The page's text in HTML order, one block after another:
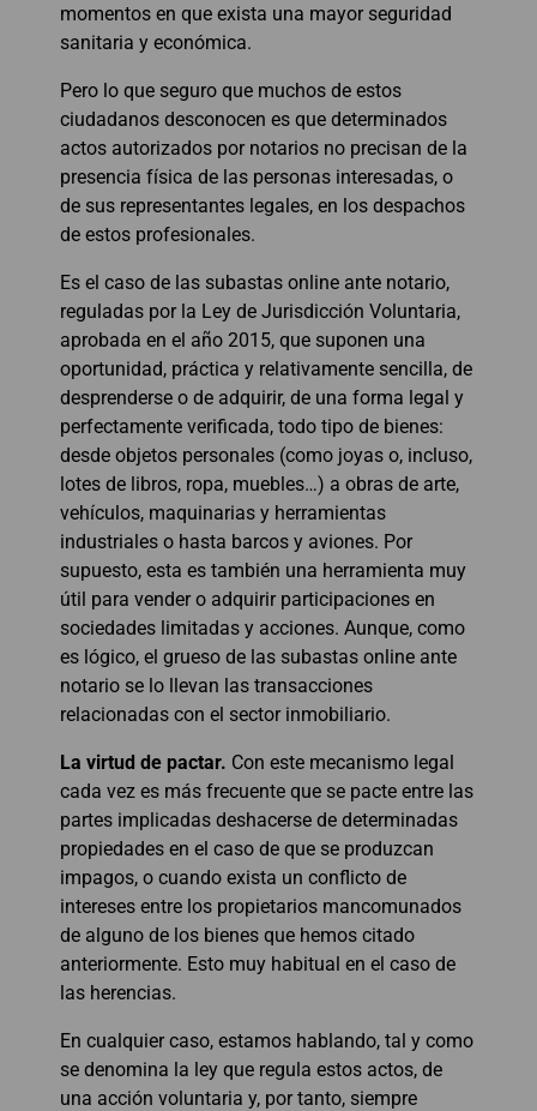
momentos en que exista una mayor seguridad
sanitaria y económica.
Pero lo que seguro que muchos de estos
ciudadanos desconocen es que determinados
actos autorizados por notarios no precisan de la
presencia física de las personas interesadas, o
de sus representantes legales, en los despachos
de estos profesionales.
Es el caso de las subastas online ante notario,
reguladas por la Ley de Jurisdicción Voluntaria,
aprobada en el año 2015, que suponen una
oportunidad, práctica y relativamente sencilla, de
desprenderse o de adquirir, de una forma legal y
perfectamente verificada, todo tipo de bienes:
desde objetos personales (como joyas o, incluso,
lotes de libros, ropa, muebles…) a obras de arte,
vehículos, maquinarias y herramientas
industriales o hasta barcos y aviones. Por
supuesto, esta es también una herramienta muy
útil para vender o adquirir participaciones en
sociedades limitadas y acciones. Aunque, como
es lógico, el grueso de las subastas online ante
notario se lo llevan las transacciones
relacionadas con el sector inmobiliario.
La virtud de pactar. Con este mecanismo legal
cada vez es más frecuente que se pacte entre las
partes implicadas deshacerse de determinadas
propiedades en el caso de que se produzcan
impagos, o cuando exista un conflicto de
intereses entre los propietarios mancomunados
de alguno de los bienes que hemos citado
anteriormente. Esto muy habitual en el caso de
las herencias.
En cualquier caso, estamos hablando, tal y como
se denomina la ley que regula estos actos, de
una acción voluntaria y, por tanto, siempre